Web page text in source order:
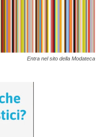
Entra nel sito della Modateca